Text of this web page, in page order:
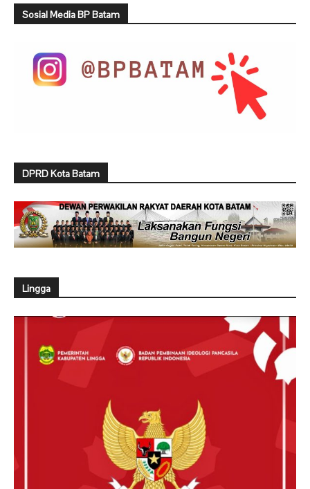
Sosial Media BP Batam
DPRD Kota Batam
Lingga